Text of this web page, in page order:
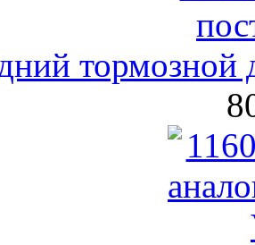
тормозной